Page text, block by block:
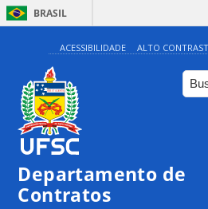
BRASIL
ACESSIBILIDADE ALTO
Departamento de
Contratos